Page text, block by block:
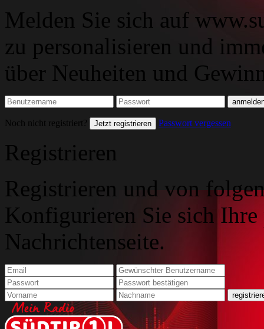
Melden Sie sich auf
zu personalisieren und
über Neuheiten und
Noch nicht registriert? Jetzt registrieren Passwort vergessen
Registrieren
Registrieren und von
Konfigurieren Sie sich
Nachrichtenseite.